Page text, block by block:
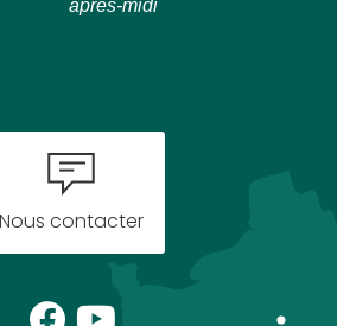
après-midi
Nous contacter